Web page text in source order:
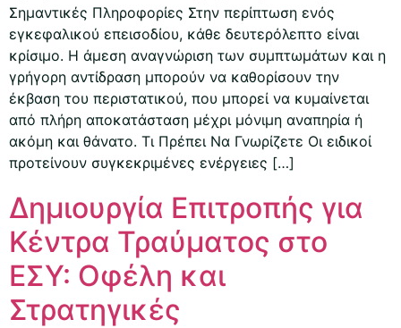
Σημαντικές Πληροφορίες Στην περίπτωση ενός
εγκεφαλικού επεισοδίου, κάθε δευτερόλεπτο είναι
κρίσιμο. Η άμεση αναγνώριση των συμπτωμάτων και η
γρήγορη αντίδραση μπορούν να καθορίσουν την
έκβαση του περιστατικού, που μπορεί να κυμαίνεται
από πλήρη αποκατάσταση μέχρι μόνιμη αναπηρία ή
ακόμη και θάνατο. Τι Πρέπει Να Γνωρίζετε Οι ειδικοί
προτείνουν συγκεκριμένες ενέργειες […]
Δημιουργία Επιτροπής για
Κέντρα Τραύματος στο
ΕΣΥ: Οφέλη και
Στρατηγικές